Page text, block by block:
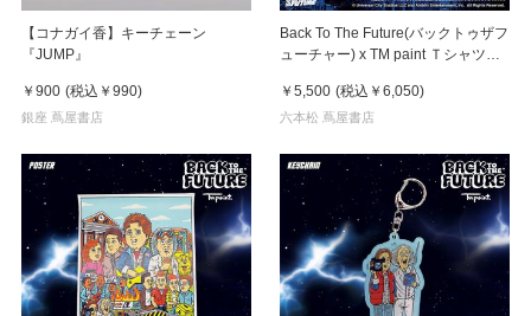
【コナガイ香】キーチェーン
『JUMP』
￥900 (税込 ￥990)
銀座 蔦屋書店
Back To The Future(バックトゥザフ
ューチャー) x TM paint Ｔシャツ
￥5,500 (税込 ￥6,050)
六本松 蔦屋書店